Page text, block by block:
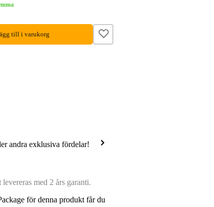
till i varukorg
andra exklusiva fördelar!
med 2 års garanti.
för denna produkt får du